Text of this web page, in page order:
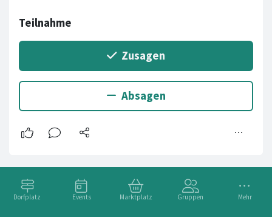
Dorfplatz Events Marktplatz Gruppen Mehr